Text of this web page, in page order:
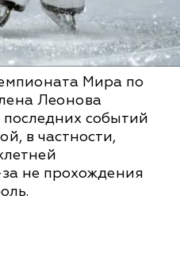
Мира по
Леонова
последних событий
в частности,
не прохождения